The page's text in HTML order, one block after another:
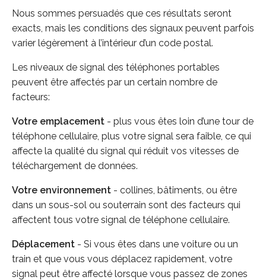
Nous sommes persuadés que ces résultats seront
exacts, mais les conditions des signaux peuvent parfois
varier légèrement à l’intérieur d’un code postal.
Les niveaux de signal des téléphones portables
peuvent être affectés par un certain nombre de
facteurs:
Votre emplacement - plus vous êtes loin d’une tour de
téléphone cellulaire, plus votre signal sera faible, ce qui
affecte la qualité du signal qui réduit vos vitesses de
téléchargement de données.
Votre environnement - collines, bâtiments, ou être
dans un sous-sol ou souterrain sont des facteurs qui
affectent tous votre signal de téléphone cellulaire.
Déplacement - Si vous êtes dans une voiture ou un
train et que vous vous déplacez rapidement, votre
signal peut être affecté lorsque vous passez de zones